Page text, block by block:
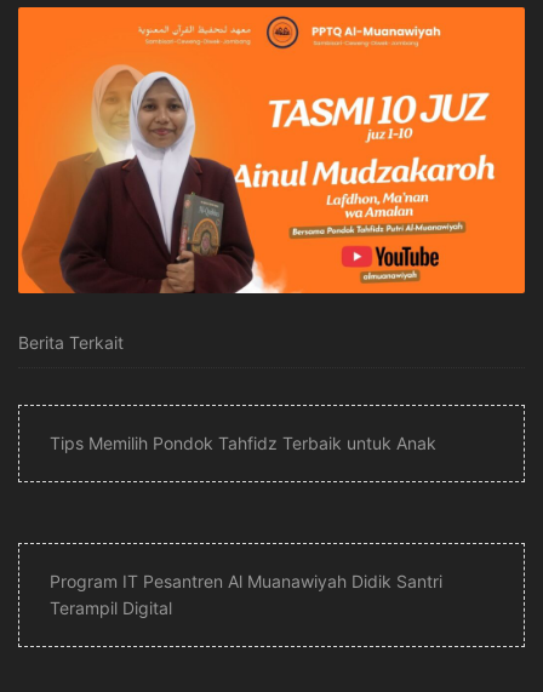
Berita Terkait
Tips Memilih Pondok Tahfidz Terbaik untuk Anak
Program IT Pesantren Al Muanawiyah Didik Santri
Terampil Digital